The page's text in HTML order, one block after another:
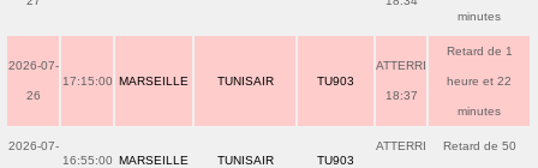
minutes
2026-07-
26
17:15:00 MARSEILLE TUNISAIR TU903
ATTERRI
18:37
Retard de 1
heure et 22
minutes
2026-07-
16:55:00 MARSEILLE TUNISAIR TU903
ATTERRI Retard de 50